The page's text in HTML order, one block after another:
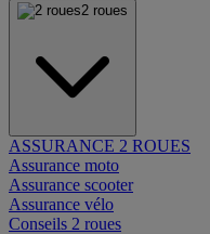
2 roues
ASSURANCE 2 ROUES
Assurance moto
Assurance scooter
Assurance vélo
Conseils 2 roues